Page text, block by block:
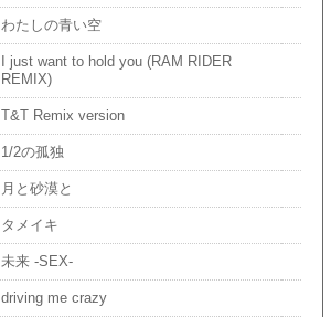
わたしの青い空
I just want to hold you (RAM RIDER
REMIX)
T&T Remix version
1/2の孤独
月と砂漠と
タメイキ
未来 -SEX-
driving me crazy